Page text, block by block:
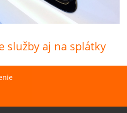
služby aj na splátky